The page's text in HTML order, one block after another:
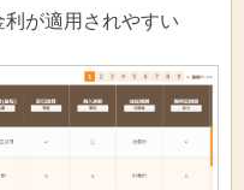
が適用されやすい